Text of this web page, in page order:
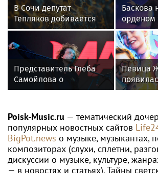
В Сочи депутат
Тепляков добивается
изменений в Генплан
для нового детсада
Баскова
орденом
перед
IV
Представитель Глеба
Самойлова о
требовании отправить
"Наблюдается заказная
травля"
Певица
дочерью
Poisk-Music.ru — тематический
популярных новостных сайтов
BigPot.news о музыке, музыкантах,
композиторах (слухи, сплетни,
дискуссии о музыке, культуре,
— в новостях и статьях). Тайны